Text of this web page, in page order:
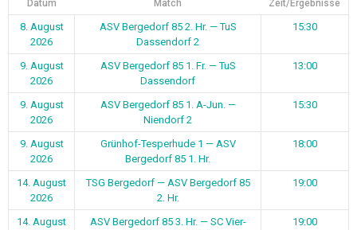
Datum Match Zeit/Ergebnisse
8. August
2026
ASV Bergedorf 85 2. Hr. — TuS
Dassendorf 2
15:30
9. August
2026
ASV Bergedorf 85 1. Fr. — TuS
Dassendorf
13:00
9. August
2026
ASV Bergedorf 85 1. A-Jun. —
Niendorf 2
15:30
9. August
2026
Grünhof-Tesperhude 1 — ASV
Bergedorf 85 1. Hr.
18:00
14. August
2026
TSG Bergedorf — ASV Bergedorf 85
2. Hr.
19:00
14. August
ASV Bergedorf 85 3. Hr. — SC Vier-
19:00